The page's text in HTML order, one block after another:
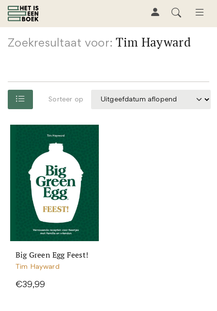
Zoekresultaat voor: Tim Hayward
Sorteer op
Big Green Egg Feest!
Tim Hayward
€39,99